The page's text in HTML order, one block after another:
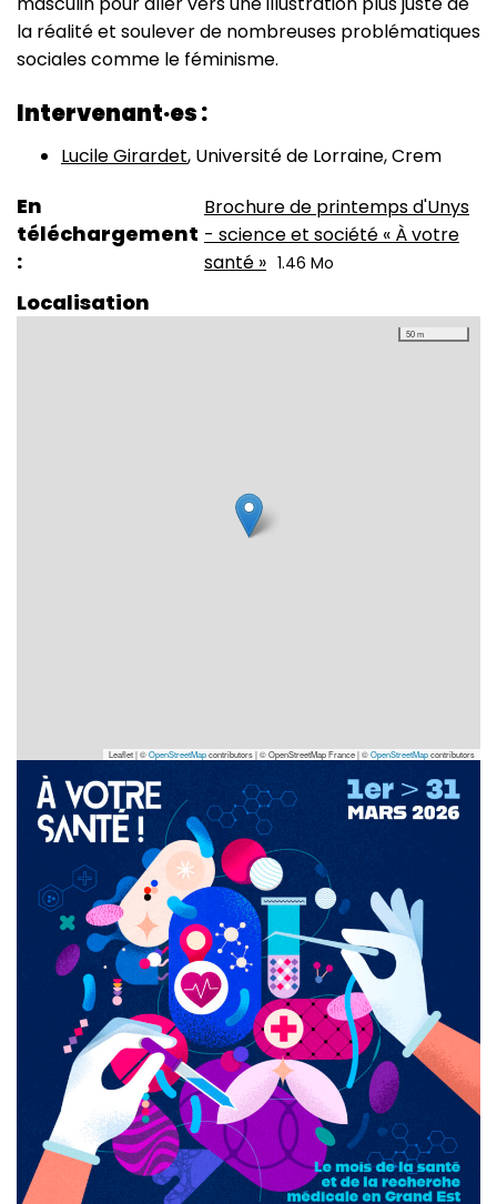
la réalité et soulever de nombreuses problématiques
sociales comme le féminisme.
Intervenant·es :
Lucile Girardet, Université de Lorraine, Crem
En
téléchargement
Brochure de printemps d'Unys
- science et société « À votre
santé » 1.46 Mo
Localisation
50 m
Leaflet | ©OpenStreetMapcontributors|© OpenStreetMap France | ©OpenStreetMapcontributors